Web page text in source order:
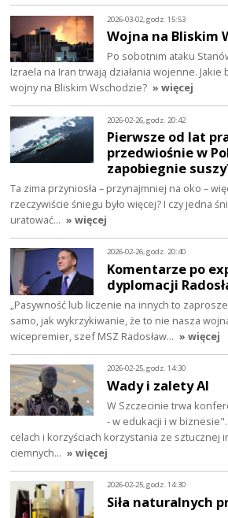
2026-03-02, godz. 15:53
Wojna na Bliskim
Po sobotnim ataku
Izraela na Iran trwają działania wojenne.
wojny na Bliskim Wschodzie? » więcej
2026-02-26, godz. 20:42
Pierwsze od lat
przedwiośnie w
zapobiegnie
Ta zima przyniosła – przynajmniej na oko –
rzeczywiście śniegu było więcej? I czy jedna
uratować… » więcej
2026-02-26, godz. 20:40
Komentarze po
dyplomacji
„Pasywność lub liczenie na innych to
samo, jak wykrzykiwanie, że to nie nasza
wicepremier, szef MSZ Radosław… » więcej
2026-02-25, godz. 14:30
Wady i zalety AI
W Szczecinie trwa
- w edukacji i w
celach i korzyściach korzystania ze sztucznej
ciemnych… » więcej
2026-02-25, godz. 14:30
Siła naturalnych